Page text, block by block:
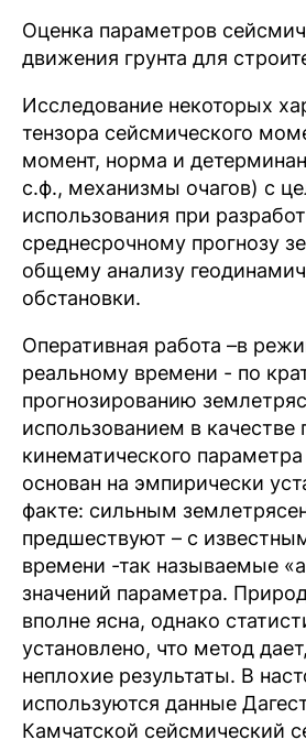
Оценка параметров
движения грунта для
Исследование некоторых
тензора сейсмического
момент, норма и
с.ф., механизмы очагов) с
использования при
среднесрочному прогнозу
общему анализу
обстановки.
Оперативная работа –в
реальному времени - по
прогнозированию
использованием в качестве
кинематического
основан на эмпирически
факте: сильным
предшествуют – с
времени -так называемые
значений параметра.
вполне ясна, однако
установлено, что метод
неплохие результаты. В
используются данные
Камчатской сейсмический